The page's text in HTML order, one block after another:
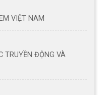
VIỆT NAM
TRUYỀN ĐỘNG VÀ